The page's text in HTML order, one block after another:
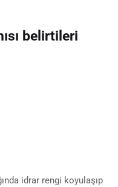
belirtileri
idrar rengi koyulaşıp